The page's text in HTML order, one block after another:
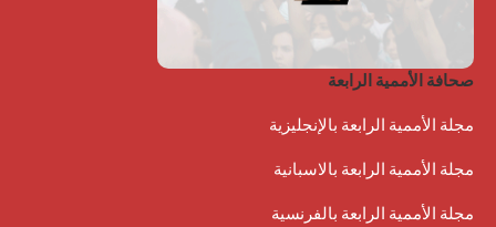
صحافة الأممية الرابعة
مجلة الأممية الرابعة بالإنجليزية
مجلة الأممية الرابعة بالاسبانية
مجلة الأممية الرابعة بالفرنسية